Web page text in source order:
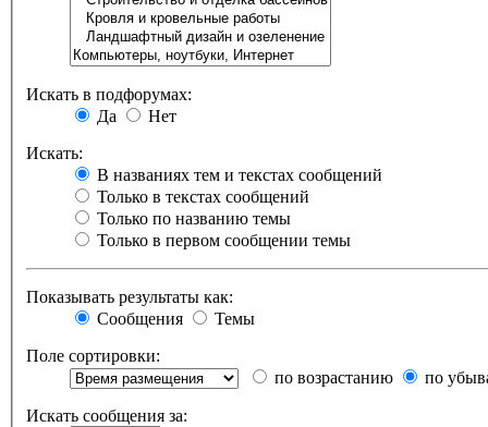
Искать в подфорумах:
Да
Нет
Искать:
В названиях тем и текстах сообщений
Только в текстах сообщений
Только по названию темы
Только в первом сообщении темы
Показывать результаты как:
Сообщения
Темы
Поле сортировки:
по возрастанию
по
Искать сообщения за: